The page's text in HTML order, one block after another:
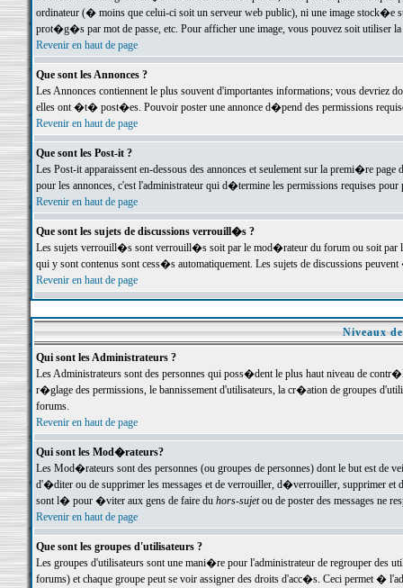
ordinateur (� moins que celui-ci soit un serveur web public), ni une image stock�e
prot�g�s par mot de passe, etc. Pour afficher une image, vous pouvez soit
Revenir en haut de page
Que sont les Annonces ?
Les Annonces contiennent le plus souvent d'importantes informations; vous devriez
elles ont �t� post�es. Pouvoir poster une annonce d�pend des permissions
Revenir en haut de page
Que sont les Post-it ?
Les Post-it apparaissent en-dessous des annonces et seulement sur la premi�re
pour les annonces, c'est l'administrateur qui d�termine les permissions requises pour
Revenir en haut de page
Que sont les sujets de discussions verrouill�s ?
Les sujets verrouill�s sont verrouill�s soit par le mod�rateur du forum ou soit par
qui y sont contenus sont cess�s automatiquement. Les sujets de discussions
Revenir en haut de page
Niveaux
Qui sont les Administrateurs ?
Les Administrateurs sont des personnes qui poss�dent le plus haut niveau de
r�glage des permissions, le bannissement d'utilisateurs, la cr�ation de groupes
forums.
Revenir en haut de page
Qui sont les Mod�rateurs?
Les Mod�rateurs sont des personnes (ou groupes de personnes) dont le but est de
d'�diter ou de supprimer les messages et de verrouiller, d�verrouiller, supprimer
sont l� pour �viter aux gens de faire du hors-sujetou de poster des messages ne
Revenir en haut de page
Que sont les groupes d'utilisateurs ?
Les groupes d'utilisateurs sont une mani�re pour l'administrateur de regrouper des
forums) et chaque groupe peut se voir assigner des droits d'acc�s. Ceci permet